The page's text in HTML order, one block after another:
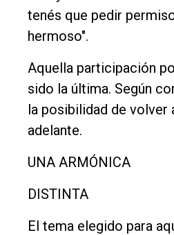
tenés que pedir
hermoso".
Aquella participación
sido la última. Según
la posibilidad de volver
adelante.
UNA ARMÓNICA
DISTINTA
El tema elegido para